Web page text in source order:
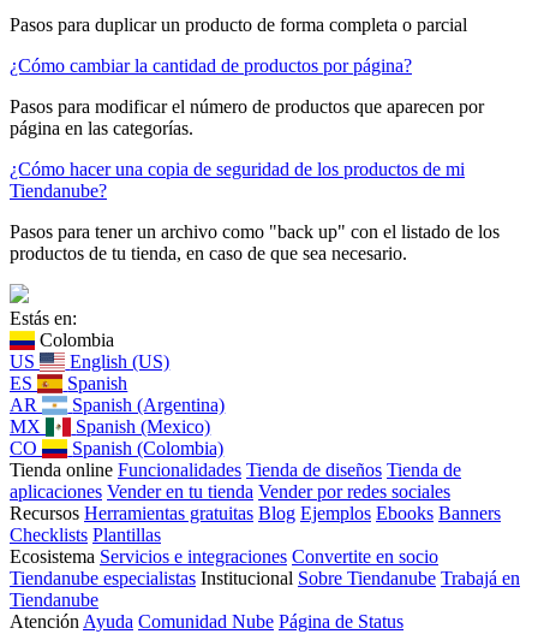
Pasos para duplicar un producto de forma completa o parcial
¿Cómo cambiar la cantidad de productos por página?
Pasos para modificar el número de productos que aparecen por
página en las categorías.
¿Cómo hacer una copia de seguridad de los productos de mi
Tiendanube?
Pasos para tener un archivo como "back up" con el listado de los
productos de tu tienda, en caso de que sea necesario.
Estás en:
Colombia
US
English (US)
ES
Spanish
AR
Spanish (Argentina)
MX
Spanish (Mexico)
CO
Spanish (Colombia)
Tienda online Funcionalidades Tienda de diseños Tienda de
aplicaciones Vender en tu tienda Vender por redes sociales
Recursos Herramientas gratuitas Blog Ejemplos Ebooks Banners
Checklists Plantillas
Ecosistema Servicios e integraciones Convertite en socio
Tiendanube especialistas Institucional Sobre Tiendanube Trabajá en
Tiendanube
Atención Ayuda Comunidad Nube Página de Status